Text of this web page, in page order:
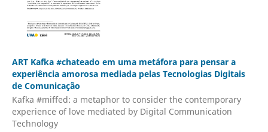
ART Kafka #chateado em uma metáfora para pensar a
experiência amorosa mediada pelas Tecnologias Digitais
de Comunicação
Kafka #miffed: a metaphor to consider the contemporary
experience of love mediated by Digital Communication
Technology